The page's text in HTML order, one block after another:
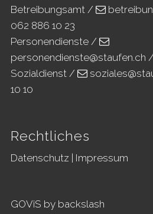
Betreibungsamt /
062 886 10 23
Personendienste /
personendienste@staufen.ch /
Sozialdienst /
10 10
Rechtliches
Datenschutz Impressum
GOViS by backslash